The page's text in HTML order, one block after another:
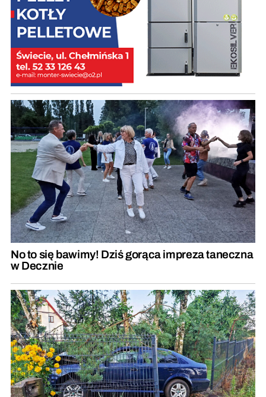
No to się bawimy! Dziś gorąca impreza taneczna
w Decznie